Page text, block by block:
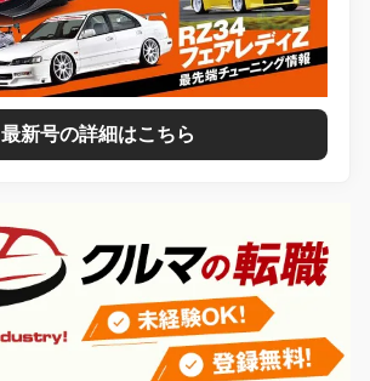
最新号の詳細はこちら